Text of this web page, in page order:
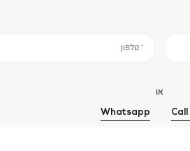
* טלפון
או
Call
Whatsapp